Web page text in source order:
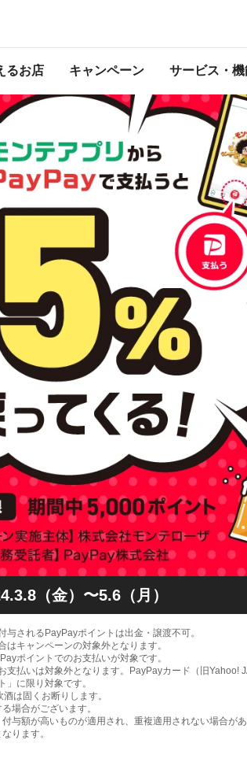
るお店 キャンペーン サービス・
こちら。
（金）〜5.6（月）
されるPayPayポイントは出金・譲渡不可。
キャンペーンの対象外となります。
ポイントでのお支払いが対象です。
支払いは対象外となります。PayPayカード（旧Yahoo!
に限り対象です。
は固くお断りします。
場合がございます。
与額が高いものが適用され、重複適用されない場合が
ります。